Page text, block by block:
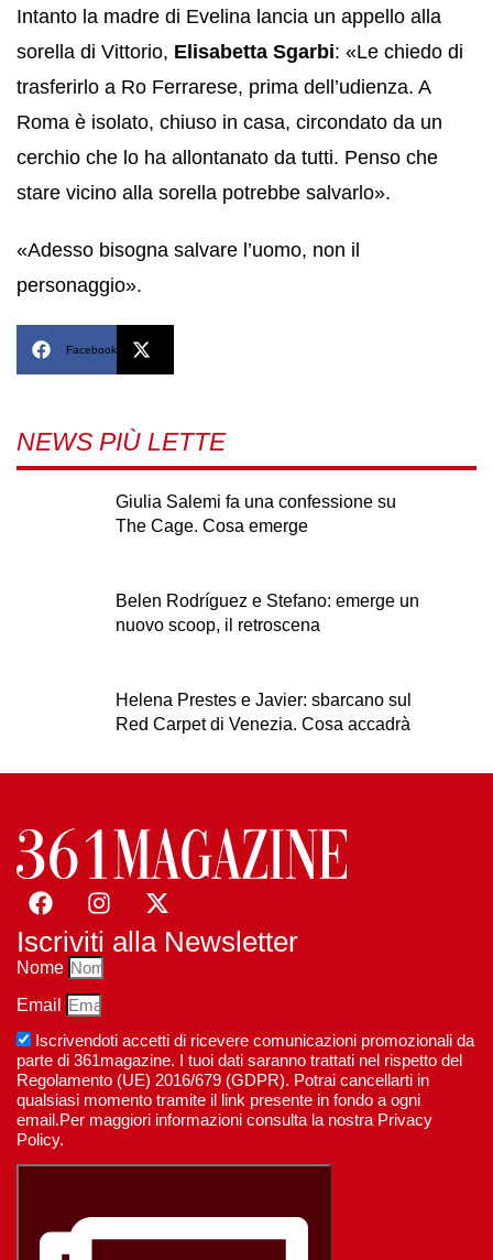
Intanto la madre di Evelina lancia un appello alla
sorella di Vittorio, Elisabetta Sgarbi: «Le chiedo di
trasferirlo a Ro Ferrarese, prima dell’udienza. A
Roma è isolato, chiuso in casa, circondato da un
cerchio che lo ha allontanato da tutti. Penso che
stare vicino alla sorella potrebbe salvarlo».
«Adesso bisogna salvare l’uomo, non il
personaggio».
Facebook
NEWS PIÙ LETTE
Giulia Salemi fa una confessione su
The Cage. Cosa emerge
Belen Rodríguez e Stefano: emerge un
nuovo scoop, il retroscena
Helena Prestes e Javier: sbarcano sul
Red Carpet di Venezia. Cosa accadrà
Iscriviti alla Newsletter
Nome
Email
Iscrivendoti accetti di ricevere comunicazioni promozionali da
parte di 361magazine. I tuoi dati saranno trattati nel rispetto del
Regolamento (UE) 2016/679 (GDPR). Potrai cancellarti in
qualsiasi momento tramite il link presente in fondo a ogni
email.Per maggiori informazioni consulta la nostra Privacy
Policy.